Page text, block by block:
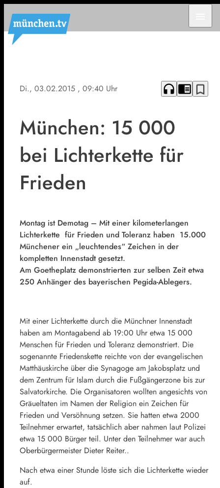
Di., 03.02.2015 , 09:40 Uhr headphones chrome_reader_mode bookmark_border
München: 15 000
bei Lichterkette für
Frieden
Montag ist Demotag – Mit einer kilometerlangen
Lichterkette für Frieden und Toleranz haben 15.000
Münchener ein „leuchtendes“ Zeichen in der
kompletten Innenstadt gesetzt.
Am Goetheplatz demonstrierten zur selben Zeit etwa
250 Anhänger des bayerischen Pegida-Ablegers.
Mit einer Lichterkette durch die Münchner Innenstadt
haben am Montagabend ab 19:00 Uhr etwa 15 000
Menschen für Frieden und Toleranz demonstriert. Die
sogenannte Friedenskette reichte von der evangelischen
Matthäuskirche über die Synagoge am Jakobsplatz und
dem Zentrum für Islam durch die Fußgängerzone bis zur
Salvatorkirche. Die Organisatoren wollten angesichts von
Gräueltaten im Namen der Religion ein Zeichen für
Frieden und Versöhnung setzen. Sie hatten etwa 2000
Teilnehmer erwartet, tatsächlich aber nahmen laut Polizei
etwa 15 000 Bürger teil. Unter den Teilnehmer war auch
Oberbürgermeister Dieter Reiter..
Nach etwa einer Stunde löste sich die Lichterkette wieder
auf.